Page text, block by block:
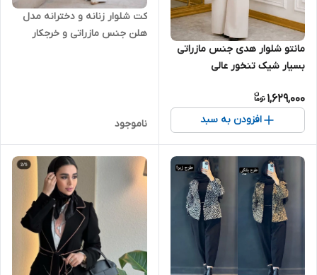
مانتو شلوار هدی جنس مازراتی
بسیار شیک تنخور عالی
1,629,000
افزودن به سبد
کت شلوار زنانه و دخترانه مدل
هلن جنس مازراتی و خرجکار
ناموجود